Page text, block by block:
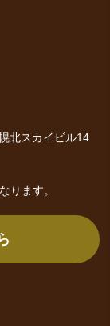
北スカイビル14
ります。